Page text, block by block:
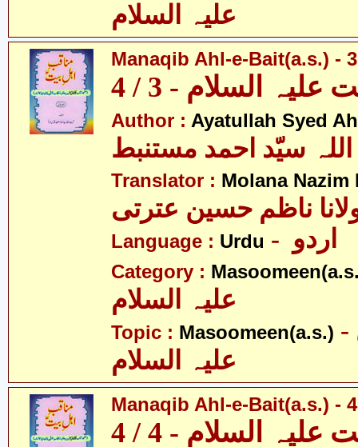
علیہ السلام
Manaqib Ahl-e-Bait(a.s.) -
السلام - 3 / 4
Author : Ayatullah Syed
سیّد احمد مستنبط
Translator : Molana Nazim
ناظم حسین عترتی
Language : Urdu
Category :
Topic : Masoomeen(a.s.) - معصومین
علیہ السلام
Manaqib Ahl-e-Bait(a.s.) -
السلام - 4 / 4